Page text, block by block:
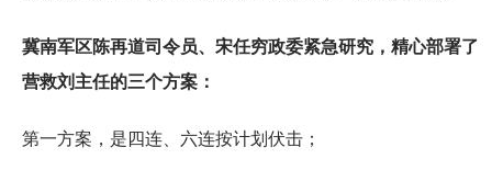
冀南军区陈再道司令员、宋任穷政委紧急研究，精心部署了
营救刘主任的三个方案：
第一方案，是四连、六连按计划伏击；